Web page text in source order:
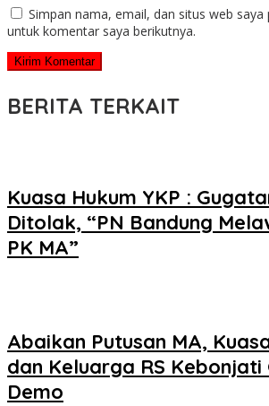
Simpan nama, email, dan situs web saya
untuk komentar saya berikutnya.
BERITA TERKAIT
Kuasa Hukum YKP :
Ditolak, “PN Bandung
PK MA”
Abaikan Putusan MA,
dan Keluarga RS Kebonjati
Demo